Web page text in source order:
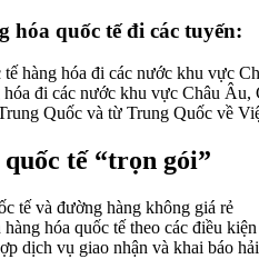
hóa quốc tế đi các tuyến:
hàng hóa đi các nước khu vực
đi các nước khu vực Châu Âu,
Quốc và từ Trung Quốc về
tế “trọn gói”
tế và đường hàng không giá rẻ
hóa quốc tế theo các điều
dịch vụ giao nhận và khai báo